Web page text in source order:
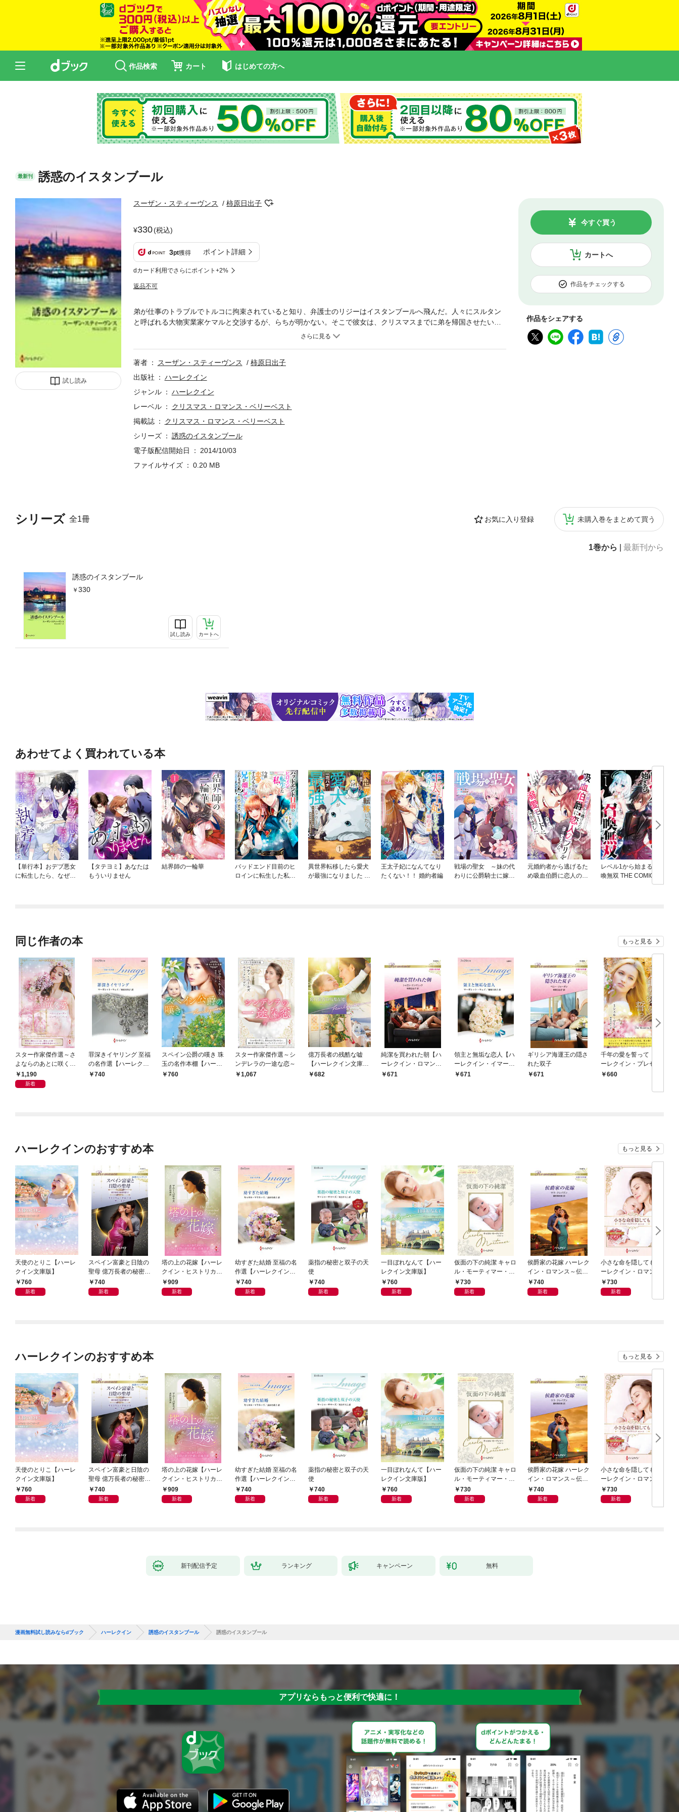
作品検索 カート はじめての方へ
最新刊 誘惑のイスタンブール
試し読み
スーザン・スティーヴンス 柿原日出子
330(税込)
3pt獲得 ポイント詳細
dカード利用でさらにポイント+2%
返品不可
カートへ
今すぐ買う
作品をチェックする
作品をシェアする
シリーズ 全1冊 お気に入り登録 未購入巻をまとめて買う
1巻から 最新刊から
誘惑のイスタンブール
330
試し読み カートへ
弟が仕事のトラブルでトルコに拘束されていると知り、弁護士のリジーはイスタンブールへ飛んだ。人々にスルタン
と呼ばれる大物実業家ケマルと交渉するが、らちが明かない。そこで彼女は、クリスマスまでに弟を帰国させたい一
心で、自分が人質になると申し出た。圧倒的な権力を誇るケマルのもと、絢爛豪華なハーレムでの暮らしが始まっ
著者 スーザン・スティーヴンス
柿原日出子
出版社
ハーレクイン
ジャンル
ハーレクイン
レーベル
クリスマス・ロマンス・ベリーベスト
掲載誌
クリスマス・ロマンス・ベリーベスト
シリーズ
誘惑のイスタンブール
電子版配信開始日
2014/10/03
ファイルサイズ
0.20 MB
あわせてよく買われている本
【単行本】おデブ悪女
に転生したら、なぜか
【タテヨミ】あなたは
もういりません
結界師の一輪華
バッドエンド目前のヒ
ロインに転生した私、
異世界転移したら愛犬
が最強になりました ～
王太子妃になんてなり
たくない！！ 婚約者編
戦場の聖女 ～妹の代
わりに公爵騎士に嫁ぐ
元婚約者から逃げるた
め吸血伯爵に恋人のフ
レベル1から始まる召
喚無双 THE COMIC
同じ作者の本 もっと見る
スター作家傑作選～さ
よならのあとに咲く愛
～1,190
新着
罪深きイヤリング 至福
の名作選【ハーレクイ
ン・イマージュ版】
740
スペイン公爵の嘆き 珠
玉の名作本棚【ハーレ
クイン文庫版】
760
スター作家傑作選～シ
ンデレラの一途な恋～
1,067
億万長者の残酷な嘘
【ハーレクイン文庫
版】682
純潔を買われた朝【ハ
ーレクイン・ロマンス
版】671
領主と無垢な恋人【ハ
ーレクイン・イマージ
ュ版】
671
ギリシア海運王の隠さ
れた双子
671
千年の愛を誓って【ハ
ーレクイン・プレゼン
ツ作家シリーズ別冊
660
ハーレクインのおすすめ本 もっと見る
天使のとりこ【ハーレ
クイン文庫版】
760
新着
スペイン富豪と日陰の
聖母 億万長者の秘密同
盟 II ハーレクイン・ロ
マンス～純潔のシンデ
740
新着
塔の上の花嫁【ハーレ
クイン・ヒストリカ
ル・スペシャル版】
909
新着
幼すぎた結婚 至福の名
作選【ハーレクイン・
イマージュ版】
740
新着
薬指の秘密と双子の天
使
740
新着
一目ぼれなんて【ハー
レクイン文庫版】
760
新着
仮面の下の純潔 キャロ
ル・モーティマー・コ
レクション【ハーレク
イン・マスターピース
730
新着
侯爵家の花嫁 ハーレク
イン・ロマンス～伝説
の名作選～【ハーレク
イン・ロマンス版】
740
新着
小さな命を隠しても ハ
ーレクイン・ロマン
ス・タイムマシン
730
新着
ハーレクインのおすすめ本 もっと見る
天使のとりこ【ハーレ
クイン文庫版】
760
新着
スペイン富豪と日陰の
聖母 億万長者の秘密同
盟 II ハーレクイン・ロ
マンス～純潔のシンデ
740
新着
塔の上の花嫁【ハーレ
クイン・ヒストリカ
ル・スペシャル版】
909
新着
幼すぎた結婚 至福の名
作選【ハーレクイン・
イマージュ版】
740
新着
薬指の秘密と双子の天
使
740
新着
一目ぼれなんて【ハー
レクイン文庫版】
760
新着
仮面の下の純潔 キャロ
ル・モーティマー・コ
レクション【ハーレク
イン・マスターピース
730
新着
侯爵家の花嫁 ハーレク
イン・ロマンス～伝説
の名作選～【ハーレク
イン・ロマンス版】
740
新着
小さな命を隠しても ハ
ーレクイン・ロマン
ス・タイムマシン
730
新着
新刊配信予定 ランキング キャンペーン 無料
漫画無料試し読みならdブック ハーレクイン 誘惑のイスタンブール 誘惑のイスタンブール
アプリならもっと便利で快適に！